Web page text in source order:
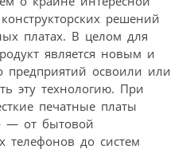
решений
платах. В целом для
является новым и
освоили или
эту технологию. При
печатные платы
— от бытовой
телефонов до систем